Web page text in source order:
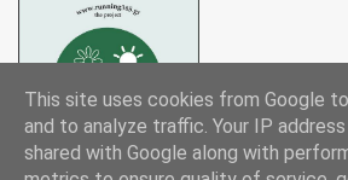
This site uses cookies from Google
and to analyze traffic. Your IP
shared with Google along with